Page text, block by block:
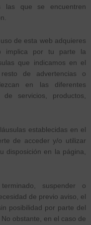
las que se encuentren
de esta web adquieres
implica por tu parte la
que indicamos en el
de advertencias o
en las diferentes
servicios, productos,
establecidas en el
de acceder y/o utilizar
disposición en la página,
suspender o
de previo aviso, el
posibilidad por parte del
obstante, en el caso de